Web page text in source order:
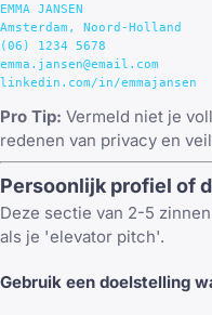
EMMA JANSEN
Amsterdam, Noord-Holland
(06) 1234 5678
emma.jansen@email.com
Pro Tip: Vermeld niet je
redenen van privacy en
Persoonlijk profiel of
Deze sectie van 2-5
als je 'elevator pitch'.
Gebruik een doelstelling